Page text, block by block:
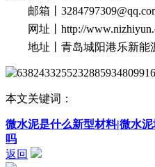
邮箱丨
网址丨 http://
地址丨青岛城阳港乐新能
本文关键词：
微水泥是什么新型材料|微水
吗
返回